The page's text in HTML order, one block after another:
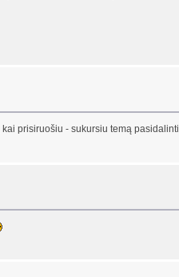
prisiruošiu - sukursiu temą pasidalinti